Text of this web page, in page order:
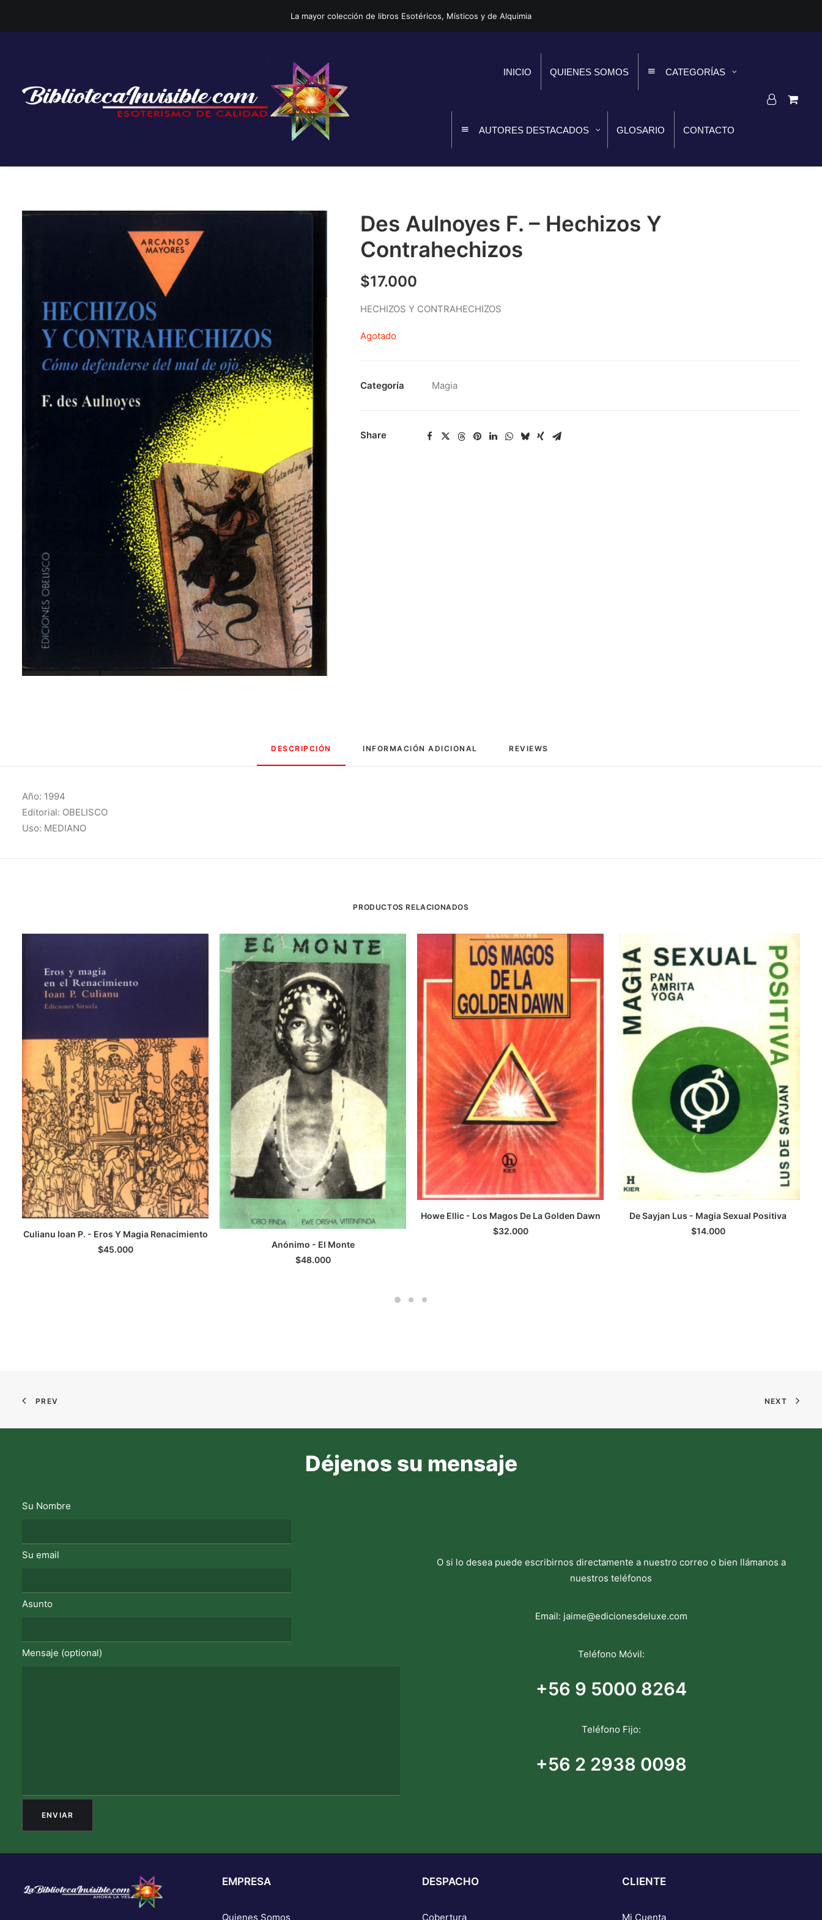
La mayor colección de libros Esotéricos, Místicos y de Alquimia
INICIO QUIENES SOMOS CATEGORÍAS
AUTORES DESTACADOS GLOSARIO CONTACTO
Des Aulnoyes F. – Hechizos Y
Contrahechizos
$17.000
HECHIZOS Y CONTRAHECHIZOS
Agotado
Categoría Magia
Share
DESCRIPCIÓN INFORMACIÓN ADICIONAL REVIEWS
Año: 1994
Editorial: OBELISCO
Uso: MEDIANO
PRODUCTOS RELACIONADOS
Culianu Ioan P. - Eros Y Magia Renacimiento
$45.000 LEER MÁS
Anónimo - El Monte
$48.000
LEER MÁS
Howe Ellic - Los Magos De La Golden Dawn
$32.000
AGREGAR AL CARRITO
De Sayjan Lus - Magia Sexual Positiva
$14.000
PREV NEXT
Déjenos su mensaje
Su Nombre
Su email
Asunto
Mensaje (optional)
O si lo desea puede escribirnos directamente a nuestro correo o bien llámanos a
nuestros teléfonos
Email: jaime@edicionesdeluxe.com
Teléfono Móvil:
+56 9 5000 8264
Teléfono Fijo:
+56 2 2938 0098
EMPRESA
Quienes Somos
DESPACHO
Cobertura
CLIENTE
Mi Cuenta